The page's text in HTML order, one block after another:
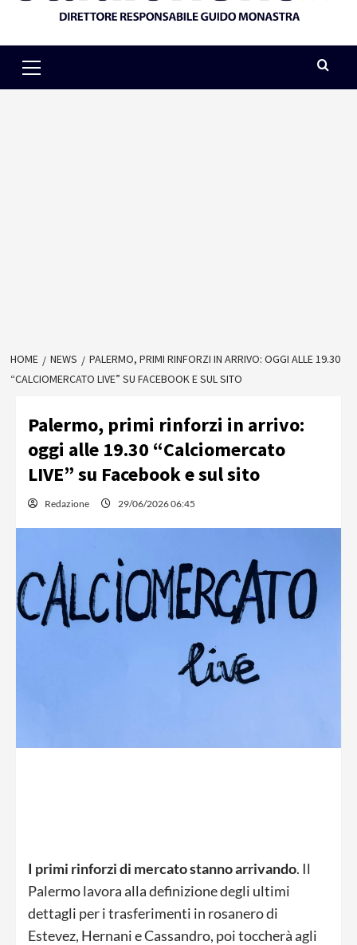
Menu
HOME NEWS
PALERMO, PRIMI RINFORZI IN ARRIVO: OGGI ALLE 19.30
“CALCIOMERCATO LIVE” SU FACEBOOK E SUL SITO
Palermo, primi rinforzi in arrivo:
oggi alle 19.30 “Calciomercato
LIVE” su Facebook e sul sito
Redazione 29/06/2026 06:45
I primi rinforzi di mercato stanno arrivando. Il
Palermo lavora alla definizione degli ultimi
dettagli per i trasferimenti in rosanero di
Estevez, Hernani e Cassandro, poi toccherà agli